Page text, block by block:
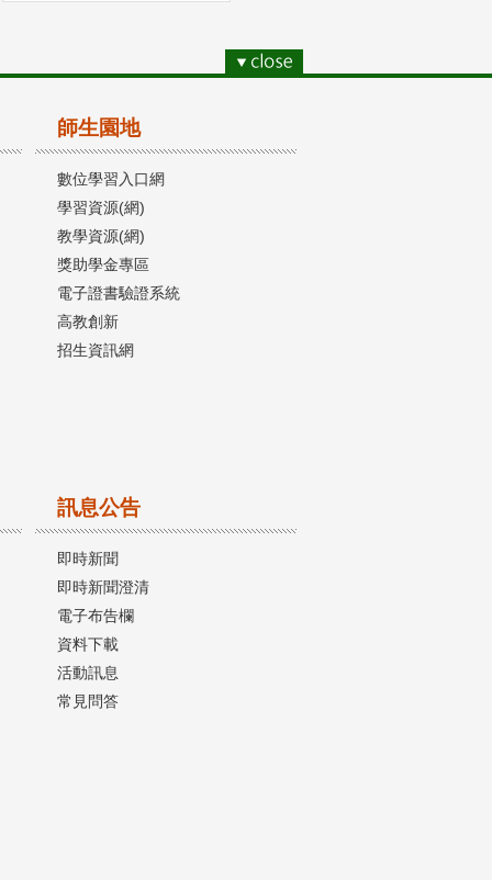
師生園地
數位學習入口網
學習資源(網)
教學資源(網)
獎助學金專區
電子證書驗證系統
高教創新
招生資訊網
訊息公告
即時新聞
即時新聞澄清
電子布告欄
資料下載
活動訊息
常見問答